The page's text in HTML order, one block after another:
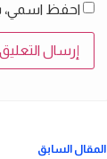
احفظ اسمي،
المقال السابق